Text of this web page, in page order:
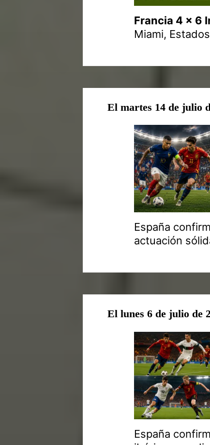
Francia 4 x 6
Miami,
El martes 14 de julio
España
actuación
El lunes 6 de julio de
España